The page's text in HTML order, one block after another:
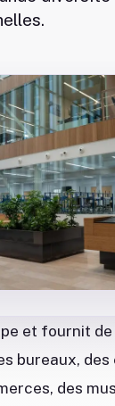
et fournit
bureaux,
des